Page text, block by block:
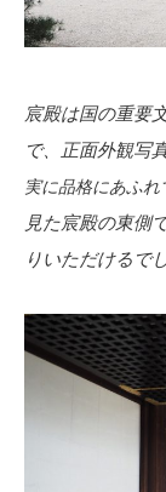
宸殿は国の重要
で、正面外観写
実に品格にあふ
見た宸殿の東側
りいただけるで